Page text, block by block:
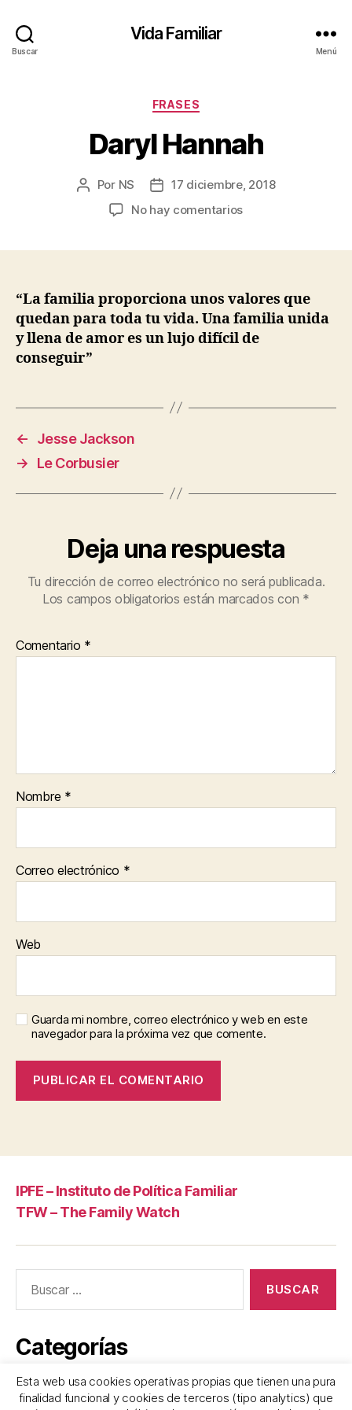
Buscar
Vida Familiar
Menú
Categorías
FRASES
Daryl Hannah
Autor
Por NS
Fecha
la
17 diciembre, 2018
No hay comentariosen
“La familia proporciona unos valores que
quedan para toda tu vida. Una familia unida
y llena de amor es un lujo difícil de
conseguir”
←
Jesse Jackson
→
Le Corbusier
Deja una respuesta
Tu dirección de correo electrónico no será publicada.
Los campos obligatorios están marcados con *
Comentario *
Nombre *
Correo electrónico *
Web
Guarda mi nombre, correo electrónico y web en este
navegador para la próxima vez que comente.
IPFE – Instituto de Política Familiar
TFW – The Family Watch
Categorías
Frases
Esta web usa cookies operativas propias que tienen una pura
finalidad funcional y cookies de terceros (tipo analytics) que